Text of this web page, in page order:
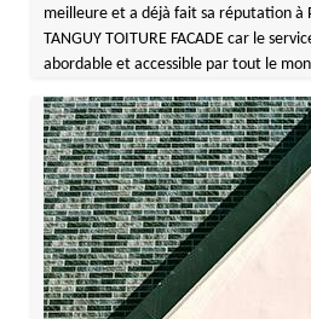
meilleure et a déjà fait sa réputation à
TANGUY TOITURE FACADE car le
abordable et accessible par tout le